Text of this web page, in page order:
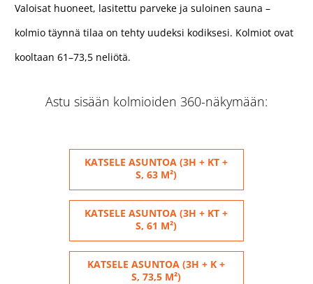
Valoisat huoneet, lasitettu parveke ja suloinen sauna –
kolmio täynnä tilaa on tehty uudeksi kodiksesi. Kolmiot ovat
kooltaan 61–73,5 neliötä.
Astu sisään kolmioiden 360-näkymään:
KATSELE ASUNTOA (3H + KT +
S, 63 M²)
KATSELE ASUNTOA (3H + KT +
S, 61 M²)
KATSELE ASUNTOA (3H + K +
S, 73,5 M²)